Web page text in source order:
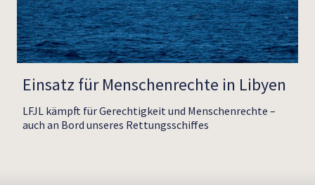
Einsatz für Menschenrechte in Libyen
LFJL kämpft für Gerechtigkeit und Menschenrechte –
auch an Bord unseres Rettungsschiffes